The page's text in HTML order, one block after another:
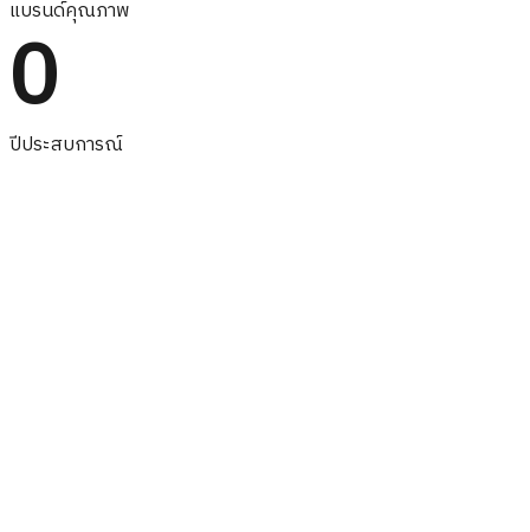
แบรนด์คุณภาพ
0
ปีประสบการณ์